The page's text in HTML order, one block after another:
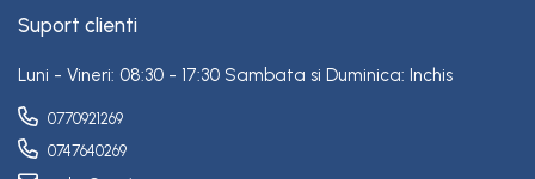
Suport clienti
Luni - Vineri: 08:30 - 17:30 Sambata si Duminica: Inchis
0770921269
0747640269